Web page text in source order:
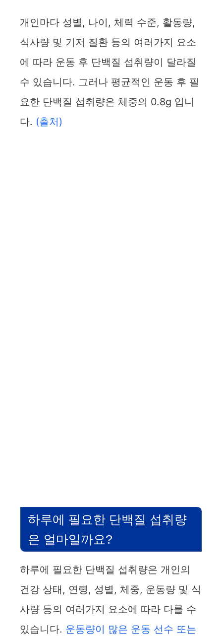
개인마다 성별, 나이, 체력 수준, 활동량,
식사량 및 기저 질환 등의 여러가지 요소
에 따라 운동 후 단백질 섭취량이 달라질
수 있습니다. 그러나 평균적인 운동 후 필
요한 단백질 섭취량은 체중의 0.8g 입니
다. (출처)
하루에 필요한 단백질 섭취량
은 얼마일까요?
하루에 필요한 단백질 섭취량은 개인의
건강 상태, 연령, 성별, 체중, 운동량 및 식
사량 등의 여러가지 요소에 따라 다를 수
있습니다. 운동량이 많은 운동 선수 또는